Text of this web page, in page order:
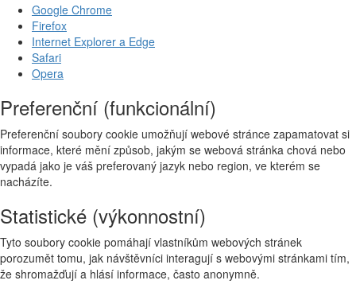
Google Chrome
Firefox
Internet Explorer a Edge
Safari
Opera
Preferenční (funkcionální)
Preferenční soubory cookie umožňují webové stránce zapamatovat si
informace, které mění způsob, jakým se webová stránka chová nebo
vypadá jako je váš preferovaný jazyk nebo region, ve kterém se
nacházíte.
Statistické (výkonnostní)
Tyto soubory cookie pomáhají vlastníkům webových stránek
porozumět tomu, jak návštěvníci interagují s webovými stránkami tím,
že shromažďují a hlásí informace, často anonymně.